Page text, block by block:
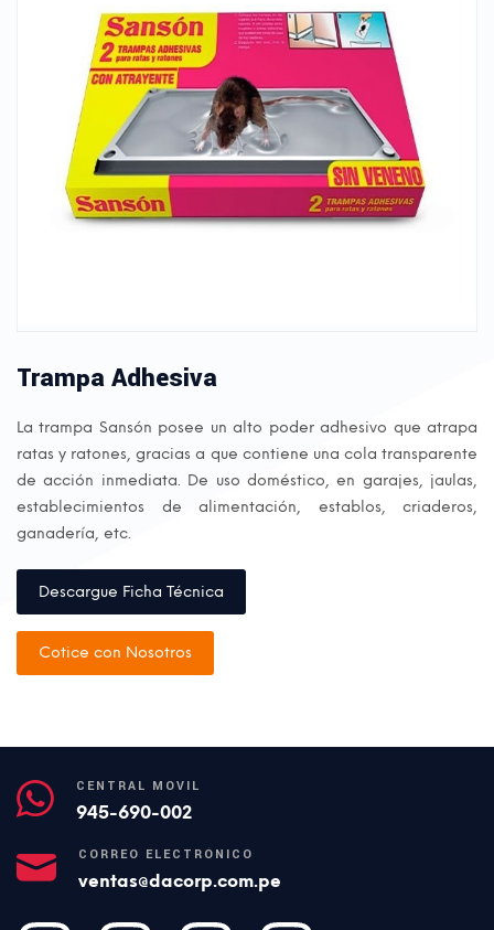
Trampa Adhesiva
La trampa Sansón posee un alto poder adhesivo que atrapa
ratas y ratones, gracias a que contiene una cola transparente
de acción inmediata. De uso doméstico, en garajes, jaulas,
establecimientos de alimentación, establos, criaderos,
ganadería, etc.
Descargue Ficha Técnica
Cotice con Nosotros
CENTRAL MÓVIL
945-690-002
CORREO ELECTRÓNICO
ventas@dacorp.com.pe